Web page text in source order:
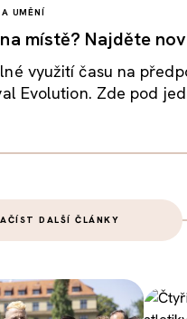
UMĚNÍ
místě? Najděte
využití času na
Evolution. Zde pod
DALŠÍ ČLÁNKY